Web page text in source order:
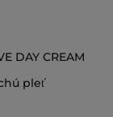
DAY CREAM
pleť